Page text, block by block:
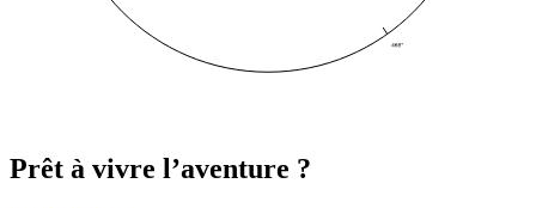
Prêt à vivre l’aventure ?